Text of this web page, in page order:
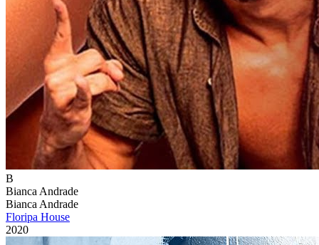
B
Bianca Andrade
Bianca Andrade
Floripa House
2020